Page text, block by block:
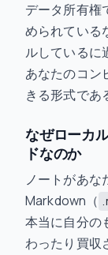
データ所有権
められている
ルしているに
あなたのコン
きる形式であ
なぜローカ
ドなのか
ノートがあな
Markdown（
本当に自分の
わったり買収